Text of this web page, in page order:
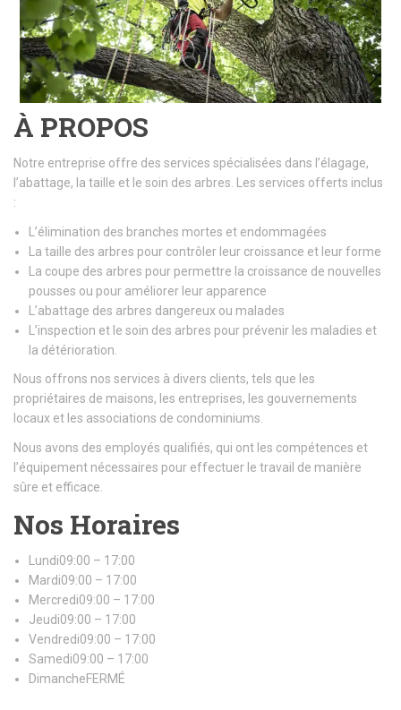
À PROPOS
Notre entreprise offre des services spécialisées dans l’élagage,
l’abattage, la taille et le soin des arbres. Les services offerts inclus
:
L’élimination des branches mortes et endommagées
La taille des arbres pour contrôler leur croissance et leur forme
La coupe des arbres pour permettre la croissance de nouvelles
pousses ou pour améliorer leur apparence
L’abattage des arbres dangereux ou malades
L’inspection et le soin des arbres pour prévenir les maladies et
la détérioration.
Nous offrons nos services à divers clients, tels que les
propriétaires de maisons, les entreprises, les gouvernements
locaux et les associations de condominiums.
Nous avons des employés qualifiés, qui ont les compétences et
l’équipement nécessaires pour effectuer le travail de manière
sûre et efficace.
Nos Horaires
Lundi09:00 – 17:00
Mardi09:00 – 17:00
Mercredi09:00 – 17:00
Jeudi09:00 – 17:00
Vendredi09:00 – 17:00
Samedi09:00 – 17:00
DimancheFERMÉ